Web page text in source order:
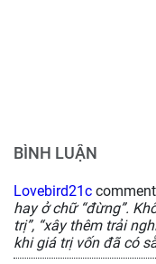
BÌNH LUẬN
Lovebird21c
hay ở chữ “đừng”.
trị”, “xây thêm trải
khi giá trị vốn đã có